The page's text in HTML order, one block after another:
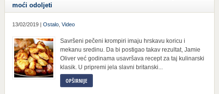
moći odoljeti
13/02/2019 | Ostalo, Video
Savršeni pečeni krompiri imaju hrskavu koricu i
mekanu sredinu. Da bi postigao takav rezultat, Jamie
Oliver već godinama usavršava recept za taj kulinarski
klasik. U pripremi jela slavni britanski...
OPŠIRNIJE